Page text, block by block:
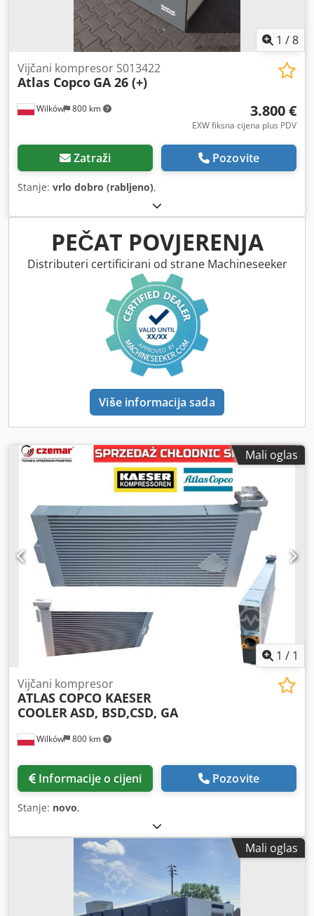
1 /8
Wilków 800 km
Vijčani kompresor S013422
Atlas Copco GA 26 (+)
3.800 €
EXW fiksna cijena plus PDV
Zatraži Pozovite
Stanje: vrlo dobro (rabljeno),
PEČAT POVJERENJA
Distributeri certificirani od strane Machineseeker
Više informacija sada
Mali oglas
1 / 1
Wilków 800 km
Vijčani kompresor
ATLAS COPCO KAESER
COOLERASD, BSD,CSD, GA
Informacije o cijeni Pozovite
Stanje: novo,
Mali oglas